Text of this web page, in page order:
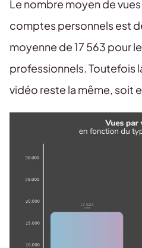
Le nombre moyen de
comptes personnels est
moyenne de 17 563 pour
professionnels. Toutefois
vidéo reste la même, soit